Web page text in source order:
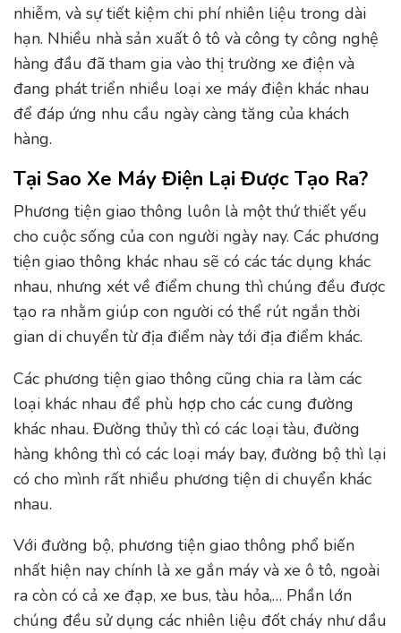
nhiễm, và sự tiết kiệm chi phí nhiên liệu trong dài
hạn. Nhiều nhà sản xuất ô tô và công ty công nghệ
hàng đầu đã tham gia vào thị trường xe điện và
đang phát triển nhiều loại xe máy điện khác nhau
để đáp ứng nhu cầu ngày càng tăng của khách
hàng.
Tại Sao Xe Máy Điện Lại Được Tạo Ra?
Phương tiện giao thông luôn là một thứ thiết yếu
cho cuộc sống của con người ngày nay. Các phương
tiện giao thông khác nhau sẽ có các tác dụng khác
nhau, nhưng xét về điểm chung thì chúng đều được
tạo ra nhằm giúp con người có thể rút ngắn thời
gian di chuyển từ địa điểm này tới địa điểm khác.
Các phương tiện giao thông cũng chia ra làm các
loại khác nhau để phù hợp cho các cung đường
khác nhau. Đường thủy thì có các loại tàu, đường
hàng không thì có các loại máy bay, đường bộ thì lại
có cho mình rất nhiều phương tiện di chuyển khác
nhau.
Với đường bộ, phương tiện giao thông phổ biến
nhất hiện nay chính là xe gắn máy và xe ô tô, ngoài
ra còn có cả xe đạp, xe bus, tàu hỏa,… Phần lớn
chúng đều sử dụng các nhiên liệu đốt cháy như dầu